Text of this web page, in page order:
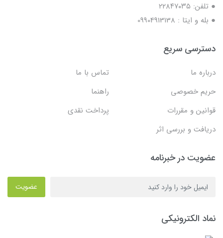
● تلفن: ٢٢٨۴٧۰۳۵
● بله و ایتا : 09904913138
دسترسی سریع
درباره ما
تماس با ما
حریم خصوصی
راهنما
قوانین و مقررات
پرداخت نقدی
دریافت و بررسی اثر
عضویت در خبرنامه
عضویت
نماد الکترونیکی